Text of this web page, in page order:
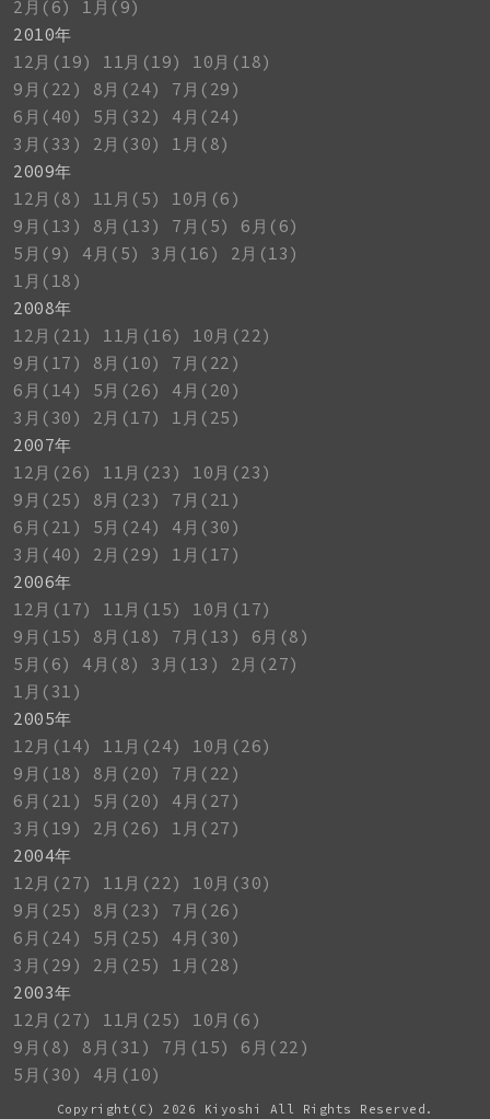
2月(6)
1月(9)
2010年
12月(19)
11月(19)
10月(18)
9月(22)
8月(24)
7月(29)
6月(40)
5月(32)
4月(24)
3月(33)
2月(30)
1月(8)
2009年
12月(8)
11月(5)
10月(6)
9月(13)
8月(13) 7月(5)
6月(6)
5月(9)
4月(5) 3月(16)
2月(13)
1月(18)
2008年
12月(21)
11月(16)
10月(22)
9月(17)
8月(10)
7月(22)
6月(14)
5月(26)
4月(20)
3月(30)
2月(17)
1月(25)
2007年
12月(26)
11月(23)
10月(23)
9月(25)
8月(23)
7月(21)
6月(21)
5月(24)
4月(30)
3月(40)
2月(29)
1月(17)
2006年
12月(17)
11月(15)
10月(17)
9月(15)
8月(18) 7月(13)
6月(8)
5月(6)
4月(8) 3月(13)
2月(27)
1月(31)
2005年
12月(14)
11月(24)
10月(26)
9月(18)
8月(20)
7月(22)
6月(21)
5月(20)
4月(27)
3月(19)
2月(26)
1月(27)
2004年
12月(27)
11月(22)
10月(30)
9月(25)
8月(23)
7月(26)
6月(24)
5月(25)
4月(30)
3月(29)
2月(25)
1月(28)
2003年
12月(27)
11月(25)
10月(6)
9月(8)
8月(31) 7月(15)
6月(22)
5月(30)
4月(10)
Copyright(C) 2026 Kiyoshi All Rights Reserved.